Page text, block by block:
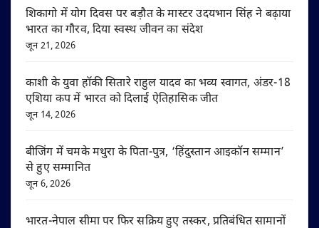
शिकागो में योग दिवस पर बड़ौत के मास्टर उदयभान सिंह ने बढ़ाया
भारत का गौरव, दिया स्वस्थ जीवन का संदेश
जून 21, 2026
काशी के युवा हॉकी सितारे राहुल यादव का भव्य स्वागत, अंडर-18
एशिया कप में भारत को दिलाई ऐतिहासिक जीत
जून 14, 2026
बीजिंग में चमके मथुरा के पिता-पुत्र, ‘हिंदुस्तान आइकॉन सम्मान’
से हुए सम्मानित
जून 6, 2026
भारत-नेपाल सीमा पर फिर सक्रिय हुए तस्कर, प्रतिबंधित सामानों